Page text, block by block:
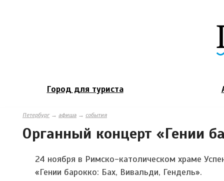
Город для туриста
Петербург→ афиша → события
Органный концерт «Гении
24 ноября в Римско-католическом храме
«Гении барокко: Бах, Вивальди, Гендель».